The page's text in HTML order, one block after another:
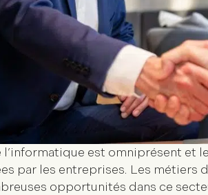
l’informatique est omniprésent et
par les entreprises. Les métiers
opportunités dans ce